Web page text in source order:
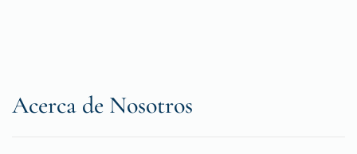
Acerca de Nosotros